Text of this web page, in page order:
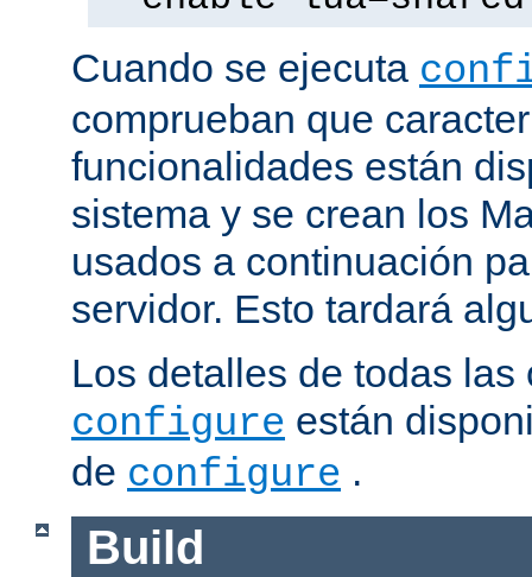
Cuando se ejecuta
comprueban que
funcionalidades están
sistema y se crean los
usados a continuación
servidor. Esto tardará
Los detalles de todas las
configure están
de configure .
Build